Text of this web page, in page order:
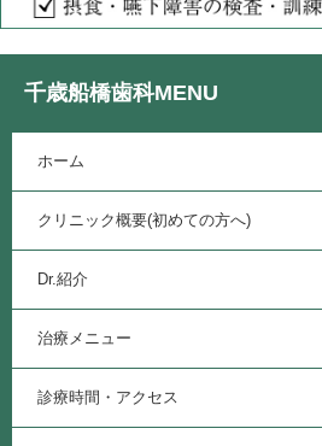
千歳船橋歯科MENU
ホーム
クリニック概要(初めての方へ)
Dr.紹介
治療メニュー
診療時間・アクセス